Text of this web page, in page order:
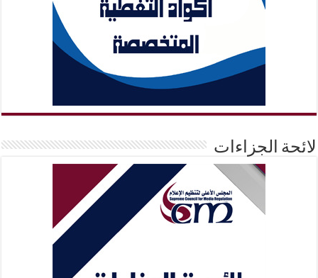
لائحة الجزاءات